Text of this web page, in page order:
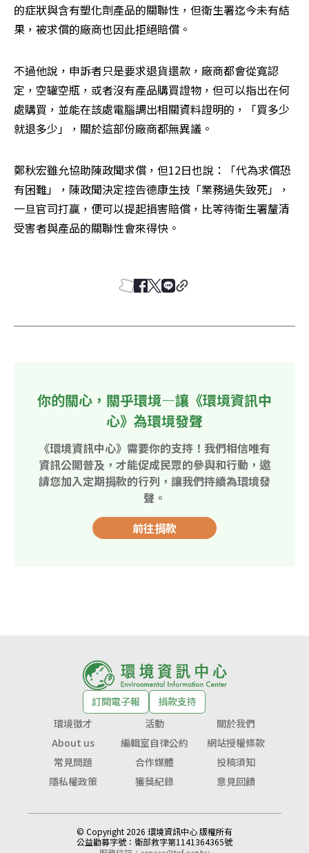
的症狀與含有塑化劑產品的關聯性，但衛生署迄今未有結
果，被求償的廠商也因此拒絕賠償。
不過他說，申訴者只是要求退貨還款，廠商都會從寬認
定，空罐空瓶，或者沒有產品購買證物，但可以指出在何
處購買，並能在該處電腦調出相關資料證明的，「買多少
就退多少」，關於這部份廠商都無異議。
鄭秋宏雖允協助陳政聞求償，但12日也說：「代為求償恐
有困難」，陳政聞決定控告德康生技「業務過失致死」，
一旦官司打贏，便可以提起損害賠償，比等待衛生署釐清
受害者與產品的關聯性會來得快。
你的關心，關乎環境—讓《環境資訊中
心》為環境發聲
《環境資訊中心》需要你的支持！我們相信唯有
資訊公開普及，才能促成民眾的參與和行動，邀
請您加入定期捐款的行列，讓我們持續為環境發
聲。
前往捐款
訂閱電子報
捐款支持
環境徵才
活動
關於我們
About us
編輯室自律公約
網站授權條款
常見問題
合作媒體
投稿須知
隱私權政策
獲獎紀錄 意見回饋
© Copyright 2026 環境資訊中心 版權所有
公益勸募字號： 衛部救字第1141364365號